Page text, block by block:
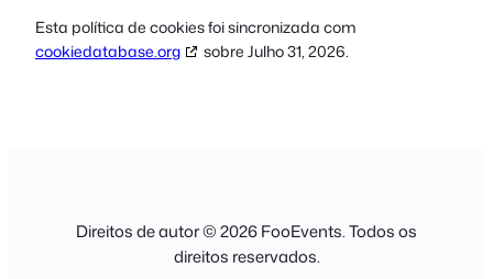
Esta política de cookies foi sincronizada com
cookiedatabase.org
sobre Julho 31, 2026.
Direitos de autor © 2026 FooEvents. Todos os
direitos reservados.